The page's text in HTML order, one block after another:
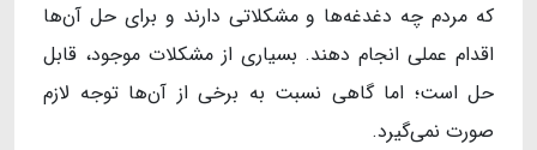
که مردم چه دغدغه‌ها و مشکلاتی دارند و برای حل آن‌ها
اقدام عملی انجام دهند. بسیاری از مشکلات موجود، قابل
حل است؛ اما گاهی نسبت به برخی از آن‌ها توجه لازم
صورت نمی‌گیرد.